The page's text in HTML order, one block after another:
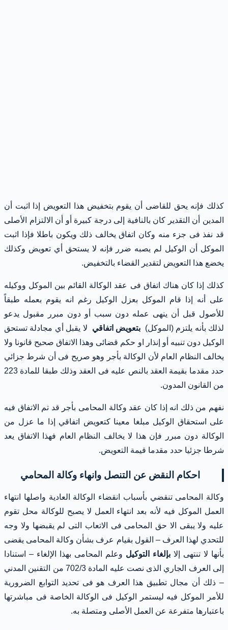
كذلك فإنه يحق للقاضى أن يقوم بتخفيض هذا التعويض إذا اثبت أن
المدين أن التقدير كان بالنافية إلى درجة كبيرة أو أن الالتزام الأصلى
قد نفذ فى جزء منه وكان اتفاق يخالف ذلك ويكون باطلا فإذا اثبت
الموكل أن الوكيل لم يصبه ضرر فإنه لا يستحق أي تعويض وكذلك
يخضع هذا التعويض لتقدير القضاء بالتخفيض.
كذلك إذا كان هناك اتفاق فى عقد الوكالة القائم بين الموكل ووكيله
على أنه إذا قام الموكل بعزل الوكيل رغم انه يقوم بعمله طبقاً
للأصول قبل أن ينهى عمله دون سبب أو دون مبرر مقبول يدعو
لذلك بأنه يلتزم (الموكل)بتعويض اتفاقي
لا يقبل أي مجادلة تستحق
الوكيل دون تنبيه أو إنذار او حكم قضائى وهذا الاتفاق صحيح قانونا ولا
يخالف النظام العام لأن الوكالة بأجر وهو صريح فى أن شرط جزائي
حدد مقدما بقيمة العقد بالنص عليه فى العقد وذلك طبقا للمادة 223
من القانون المدون.
نفهم من ذلك انه إذا كان عقد وكالة المحامى بأجر قد تم الاتفاق فيه
على استحقاق الوكيل مبلغا معينا كتعويض اتفاقي إذا ما عزل من
الوكالة دون مبرر فإن هذا لا يخالف النظام العام فهذا الاتفاق يعد
شرطا جزئيا حدد مقدما قيمة التعويض.
احكام النقض عن التنصل وانهاء وكالة المحامي
وكالة المحامى تنقضي بأسباب انقضاء الوكالة العادية واصلها انتهاء
العمل الموكل فيه لأنه بعد انتهاء العمل لا يصبح للوكالة محل تقوم
عليه ولا يبقى الا حق المحامى فى الاتعاب التى لم يقبضها ولا وجه
للتحدي لهذا العرف – القول بقيام عرف بشأن وكالة المحامى يقضى
بأنها لا تنتهى إلا بإلغاء التوكيل وعلم المحامى بهذا الإلغاء – استنادا
إلى العرف الجاري الذى نصت عليه المادة 702/3 من التقنين المدني
– ذلك أن مجال تطبيق هذا العرف هو فى تحديد التوابع الضرورية
للأمر الموكل فيه ليستمر الوكيل فى الوكالة الخاصة فى مباشرتها
باعتبارها متفرعة عن العمل الأصلى ومتصلة به.